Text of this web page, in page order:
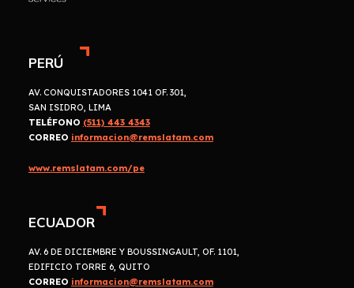
PERÚ
AV. CONQUISTADORES 1041 OF. 301,
SAN ISIDRO, LIMA
TELÉFONO (511) 443 4343
CORREO informacion@remslatam.com
www.remslatam.com/pe
ECUADOR
AV. 6 DE DICIEMBRE Y BOUSSINGAULT, OF. 1101,
EDIFICIO TORRE 6, QUITO
CORREO informacion@remslatam.com